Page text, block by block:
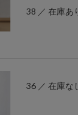
38 ／ 在庫あ
36 ／ 在庫な